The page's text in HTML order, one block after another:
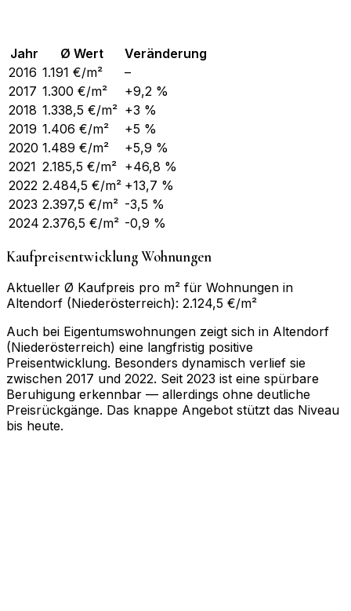
Jahr Ø Wert
Veränderung
2016 1.191 €/m²
–
2017 1.300 €/m²
+9,2 %
2018 1.338,5 €/m² +3 %
2019 1.406 €/m²
+5 %
2020 1.489 €/m²
+5,9 %
2021 2.185,5 €/m² +46,8 %
2022 2.484,5 €/m² +13,7 %
2023 2.397,5 €/m² -3,5 %
2024 2.376,5 €/m² -0,9 %
Kaufpreisentwicklung Wohnungen
Aktueller Ø Kaufpreis pro m² für Wohnungen in
Altendorf (Niederösterreich): 2.124,5 €/m²
Auch bei Eigentumswohnungen zeigt sich in Altendorf
(Niederösterreich) eine langfristig positive
Preisentwicklung. Besonders dynamisch verlief sie
zwischen 2017 und 2022. Seit 2023 ist eine spürbare
Beruhigung erkennbar — allerdings ohne deutliche
Preisrückgänge. Das knappe Angebot stützt das Niveau
bis heute.